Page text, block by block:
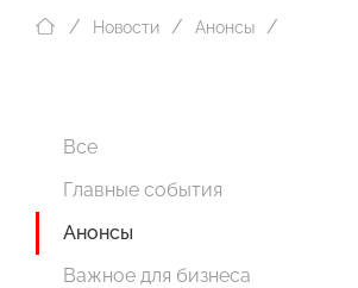
Новости Анонсы
Все
Главные события
Анонсы
Важное для бизнеса